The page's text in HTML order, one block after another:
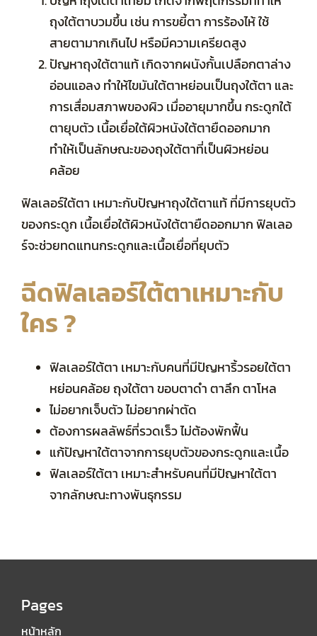
ถุงใต้ตาบวมขึ้น เช่น การขยี้ตา การร้องไห้ ใช้
สายตามากเกินไป หรือมีความเครียดสูง
ปัญหาถุงใต้ตาแท้ เกิดจากผนังกั้นเปลือกตาล่าง
อ่อนแอลง ทำให้ไขมันใต้ตาหย่อนเป็นถุงใต้ตา และ
การเสื่อมสภาพของผิว เมื่ออายุมากขึ้น กระดูกใต้
ตายุบตัว เนื้อเยื่อใต้ผิวหนังใต้ตายืดออกมาก
ทำให้เป็นลักษณะของถุงใต้ตาที่เป็นผิวหย่อน
คล้อย
ฟิลเลอร์ใต้ตา เหมาะกับปัญหาถุงใต้ตาแท้ ที่มีการยุบตัว
ของกระดูก เนื้อเยื่อใต้ผิวหนังใต้ตายืดออกมาก ฟิลเลอ
ร์จะช่วยทดแทนกระดูกและเนื้อเยื่อที่ยุบตัว
ฉีดฟิลเลอร์ใต้ตาเหมาะกับ
ใคร ?
ฟิลเลอร์ใต้ตา เหมาะกับคนที่มีปัญหาริ้วรอยใต้ตา
หย่อนคล้อย ถุงใต้ตา ขอบตาดำ ตาลึก ตาโหล
ไม่อยากเจ็บตัว ไม่อยากผ่าตัด
ต้องการผลลัพธ์ที่รวดเร็ว ไม่ต้องพักฟื้น
แก้ปัญหาใต้ตาจากการยุบตัวของกระดูกและเนื้อ
ฟิลเลอร์ใต้ตา เหมาะสำหรับคนที่มีปัญหาใต้ตา
จากลักษณะทางพันธุกรรม
Pages
หน้าหลัก